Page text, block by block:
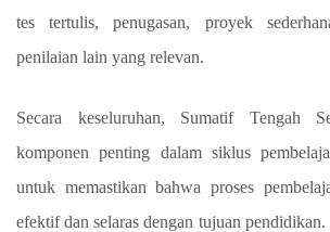
tes tertulis, penugasan, proyek
penilaian lain yang relevan.
Secara keseluruhan, Sumatif Tengah
komponen penting dalam siklus
untuk memastikan bahwa proses
efektif dan selaras dengan tujuan